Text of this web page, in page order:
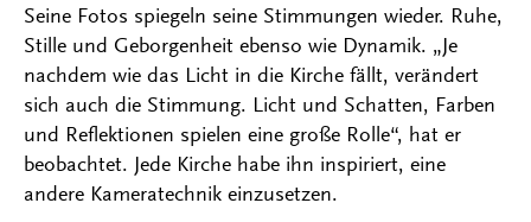
Seine Fotos spiegeln seine Stimmungen wieder. Ruhe,
Stille und Geborgenheit ebenso wie Dynamik. „Je
nachdem wie das Licht in die Kirche fällt, verändert
sich auch die Stimmung. Licht und Schatten, Farben
und Reflektionen spielen eine große Rolle“, hat er
beobachtet. Jede Kirche habe ihn inspiriert, eine
andere Kameratechnik einzusetzen.